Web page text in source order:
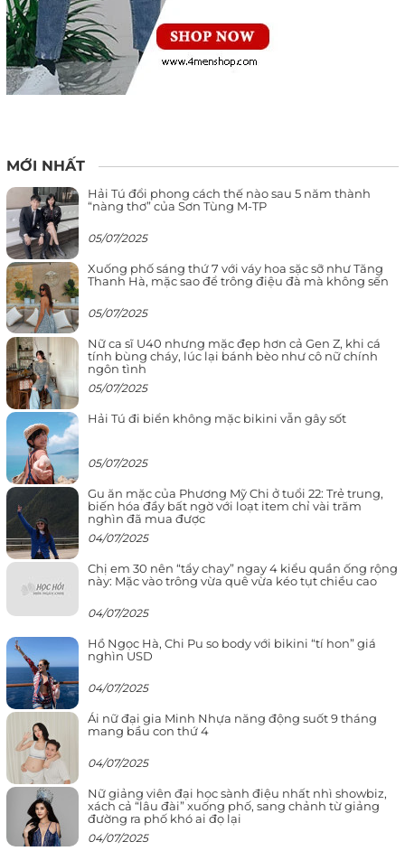
MỚI NHẤT
Hải Tú đổi phong cách thế nào sau 5 năm thành
“nàng thơ” của Sơn Tùng M-TP
05/07/2025
Xuống phố sáng thứ 7 với váy hoa sặc sỡ như Tăng
Thanh Hà, mặc sao để trông điệu đà mà không sến
05/07/2025
Nữ ca sĩ U40 nhưng mặc đẹp hơn cả Gen Z, khi cá
tính bùng cháy, lúc lại bánh bèo như cô nữ chính
ngôn tình
05/07/2025
Hải Tú đi biển không mặc bikini vẫn gây sốt
05/07/2025
Gu ăn mặc của Phương Mỹ Chi ở tuổi 22: Trẻ trung,
biến hóa đầy bất ngờ với loạt item chỉ vài trăm
nghìn đã mua được
04/07/2025
Chị em 30 nên “tẩy chay” ngay 4 kiểu quần ống rộng
này: Mặc vào trông vừa quê vừa kéo tụt chiều cao
04/07/2025
Hồ Ngọc Hà, Chi Pu so body với bikini “tí hon” giá
nghìn USD
04/07/2025
Ái nữ đại gia Minh Nhựa năng động suốt 9 tháng
mang bầu con thứ 4
04/07/2025
Nữ giảng viên đại học sành điệu nhất nhì showbiz,
xách cả “lâu đài” xuống phố, sang chảnh từ giảng
đường ra phố khó ai đọ lại
04/07/2025